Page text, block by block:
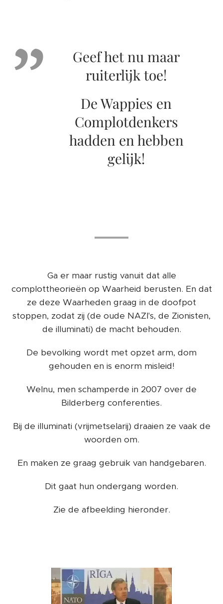
Geef het nu maar
ruiterlijk toe!
De Wappies en
Complotdenkers
hadden en hebben
gelijk!
Ga er maar rustig vanuit dat alle
complottheorieën op Waarheid berusten. En dat
ze deze Waarheden graag in de doofpot
stoppen, zodat zij (de oude NAZI's, de Zionisten,
de illuminati) de macht behouden.
De bevolking wordt met opzet arm, dom
gehouden en is enorm misleid!
Welnu, men schamperde in 2007 over de
Bilderberg conferenties.
Bij de illuminati (vrijmetselarij) draaien ze vaak de
woorden om.
En maken ze graag gebruik van handgebaren.
Dit gaat hun ondergang worden.
Zie de afbeelding hieronder.